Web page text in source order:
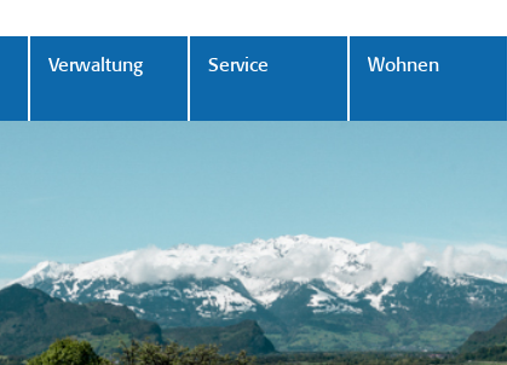
Verwaltung Service Wohnen